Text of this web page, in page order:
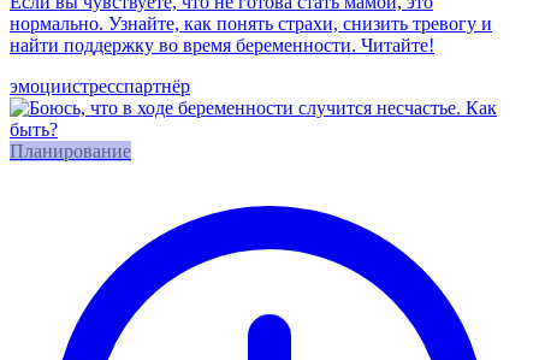
нормально. Узнайте, как понять страхи, снизить тревогу и
найти поддержку во время беременности. Читайте!
эмоциистресспартнёр
Планирование